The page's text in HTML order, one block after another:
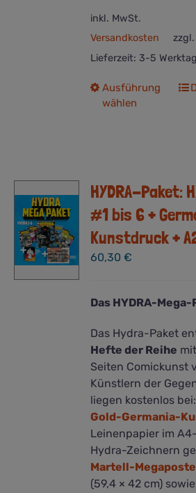
inkl. MwSt.
zzgl.
Versandkosten
Lieferzeit: 3-5
Ausführung
wählen
Die
auf
HYDRA-Paket:
#1 bis 6 +
Kunstdruck +
60,30€
Das HYDRA-
Das Hydra-Paket
Hefte der Reihe
Seiten Comickunst
Künstlern der
liegen kostenlos
Gold-Germania-
Leinenpapier im
Hydra-Zeichnern
Martell-
(59,4 × 42 cm)